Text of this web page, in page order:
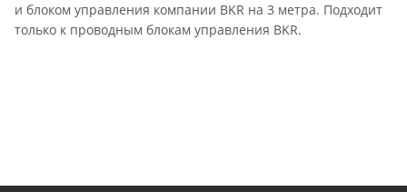
и блоком управления компании BKR на 3 метра. Подходит
только к проводным блокам управления BKR.